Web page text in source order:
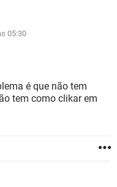
05:30
é que não tem
tem como clikar em